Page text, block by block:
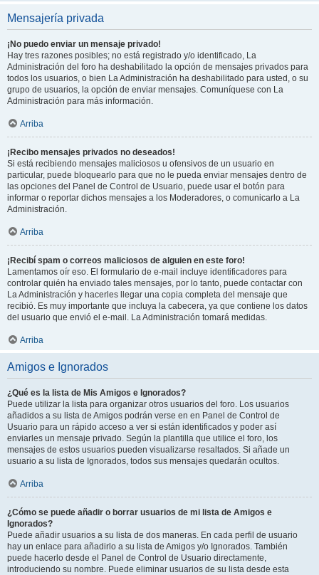
Mensajería privada
¡No puedo enviar un mensaje privado!
Hay tres razones posibles; no está registrado y/o identificado, La
Administración del foro ha deshabilitado la opción de mensajes privados para
todos los usuarios, o bien La Administración ha deshabilitado para usted, o su
grupo de usuarios, la opción de enviar mensajes. Comuníquese con La
Administración para más información.
Arriba
¡Recibo mensajes privados no deseados!
Si está recibiendo mensajes maliciosos u ofensivos de un usuario en
particular, puede bloquearlo para que no le pueda enviar mensajes dentro de
las opciones del Panel de Control de Usuario, puede usar el botón para
informar o reportar dichos mensajes a los Moderadores, o comunicarlo a La
Administración.
Arriba
¡Recibí spam o correos maliciosos de alguien en este foro!
Lamentamos oír eso. El formulario de e-mail incluye identificadores para
controlar quién ha enviado tales mensajes, por lo tanto, puede contactar con
La Administración y hacerles llegar una copia completa del mensaje que
recibió. Es muy importante que incluya la cabecera, ya que contiene los datos
del usuario que envió el e-mail. La Administración tomará medidas.
Arriba
Amigos e Ignorados
¿Qué es la lista de Mis Amigos e Ignorados?
Puede utilizar la lista para organizar otros usuarios del foro. Los usuarios
añadidos a su lista de Amigos podrán verse en en Panel de Control de
Usuario para un rápido acceso a ver si están identificados y poder así
enviarles un mensaje privado. Según la plantilla que utilice el foro, los
mensajes de estos usuarios pueden visualizarse resaltados. Si añade un
usuario a su lista de Ignorados, todos sus mensajes quedarán ocultos.
Arriba
¿Cómo se puede añadir o borrar usuarios de mi lista de Amigos e
Ignorados?
Puede añadir usuarios a su lista de dos maneras. En cada perfil de usuario
hay un enlace para añadirlo a su lista de Amigos y/o Ignorados. También
puede hacerlo desde el Panel de Control de Usuario directamente,
introduciendo su nombre. Puede eliminar usuarios de su lista desde esta